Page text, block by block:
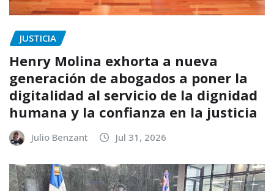
JUSTICIA
Henry Molina exhorta a nueva
generación de abogados a poner la
digitalidad al servicio de la dignidad
humana y la confianza en la justicia
Julio Benzant Jul 31, 2026